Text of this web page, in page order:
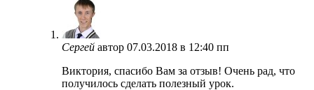
Сергей автор 07.03.2018 в 12:40 пп
Виктория, спасибо Вам за отзыв! Очень рад, что
получилось сделать полезный урок.